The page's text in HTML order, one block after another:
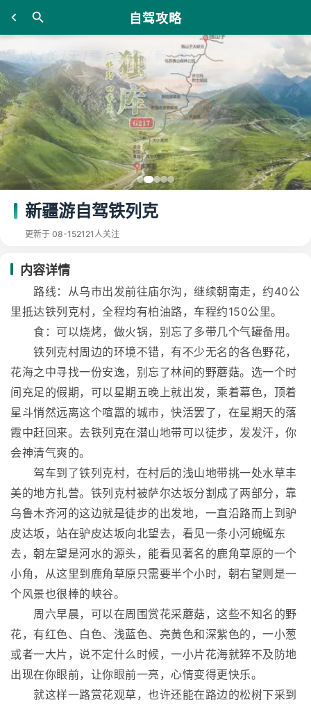
自驾攻略
新疆游自驾铁列克
更新于 08-152121人关注
内容详情
路线：从乌市出发前往庙尔沟，继续朝南走，约40公
里抵达铁列克村，全程均有柏油路，车程约150公里。
食：可以烧烤，做火锅，别忘了多带几个气罐备用。
铁列克村周边的环境不错，有不少无名的各色野花，
花海之中寻找一份安逸，别忘了林间的野蘑菇。选一个时
间充足的假期，可以星期五晚上就出发，乘着幕色，顶着
星斗悄然远离这个喧嚣的城市，快活罢了，在星期天的落
霞中赶回来。去铁列克在潜山地带可以徒步，发发汗，你
会神清气爽的。
驾车到了铁列克村，在村后的浅山地带挑一处水草丰
美的地方扎营。铁列克村被萨尔达坂分割成了两部分，靠
乌鲁木齐河的这边就是徒步的出发地，一直沿路而上到驴
皮达坂，站在驴皮达坂向北望去，看见一条小河蜿蜒东
去，朝左望是河水的源头，能看见著名的鹿角草原的一个
小角，从这里到鹿角草原只需要半个小时，朝右望则是一
个风景也很棒的峡谷。
周六早晨，可以在周围赏花采蘑菇，这些不知名的野
花，有红色、白色、浅蓝色、亮黄色和深紫色的，一小葱
或者一大片，说不定什么时候，一小片花海就猝不及防地
出现在你眼前，让你眼前一亮，心情变得更快乐。
就这样一路赏花观草，也许还能在路边的松树下采到